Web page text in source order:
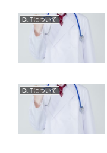
Dt.Tについて
Dt.Tについて